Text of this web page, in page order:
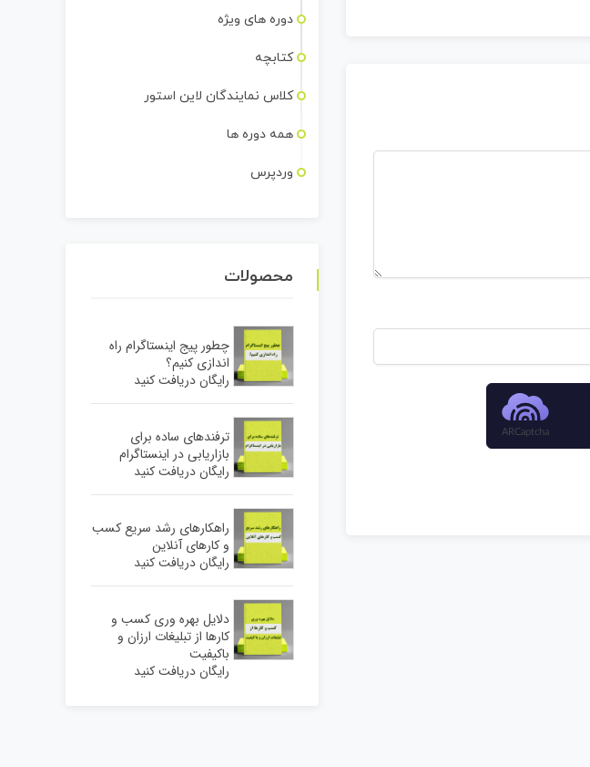
ARCaptcha
دوره های ویژه
کتابچه
کلاس نمایندگان لاین استور
همه دوره ها
وردپرس
محصولات
چطور پیج اینستاگرام راه
اندازی کنیم؟
رایگان دریافت کنید
ترفندهای ساده برای
بازاریابی در اینستاگرام
رایگان دریافت کنید
راهکارهای رشد سریع کسب
و کارهای آنلاین
رایگان دریافت کنید
دلایل بهره وری کسب و
کارها از تبلیغات ارزان و
باکیفیت
رایگان دریافت کنید